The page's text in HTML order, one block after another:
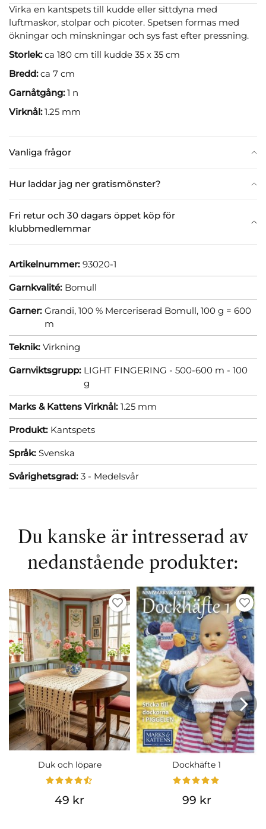
Vanliga frågor
Hur laddar jag ner gratismönster?
Fri retur och 30 dagars öppet köp för
klubbmedlemmar
Virka en kantspets till kudde eller sittdyna med
luftmaskor, stolpar och picoter. Spetsen formas med
ökningar och minskningar och sys fast efter pressning.
Storlek:ca 180 cm till kudde 35 x 35 cm
Bredd:ca 7 cm
Garnåtgång:1 n
Virknål:1.25 mm
Artikelnummer: 93020-1
Garnkvalité: Bomull
Garner: Grandi, 100 % Merceriserad Bomull, 100 g = 600
m
Teknik: Virkning
Garnviktsgrupp: LIGHT FINGERING - 500-600 m - 100
g
Marks & Kattens Virknål: 1.25 mm
Produkt: Kantspets
Språk: Svenska
Svårighetsgrad: 3 - Medelsvår
Du kanske är intresserad av
nedanstående produkter:
Duk och löpare
49 kr
Dockhäfte 1
99 kr